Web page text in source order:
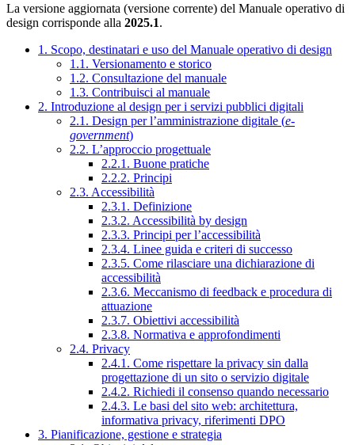
La versione aggiornata (versione corrente) del Manuale operativo di
design corrisponde alla 2025.1.
1. Scopo, destinatari e uso del Manuale operativo di design
1.1. Versionamento e storico
1.2. Consultazione del manuale
1.3. Contribuisci al manuale
2. Introduzione al design per i servizi pubblici digitali
2.1. Design per l’amministrazione digitale (e-
government)
2.2. L’approccio progettuale
2.2.1. Buone pratiche
2.2.2. Principi
2.3. Accessibilità
2.3.1. Definizione
2.3.2. Accessibilità by design
2.3.3. Principi per l’accessibilità
2.3.4. Linee guida e criteri di successo
2.3.5. Come rilasciare una dichiarazione di
accessibilità
2.3.6. Meccanismo di feedback e procedura di
attuazione
2.3.7. Obiettivi accessibilità
2.3.8. Normativa e approfondimenti
2.4. Privacy
2.4.1. Come rispettare la privacy sin dalla
progettazione di un sito o servizio digitale
2.4.2. Richiedi il consenso quando necessario
2.4.3. Le basi del sito web: architettura,
informativa privacy, riferimenti DPO
3. Pianificazione, gestione e strategia